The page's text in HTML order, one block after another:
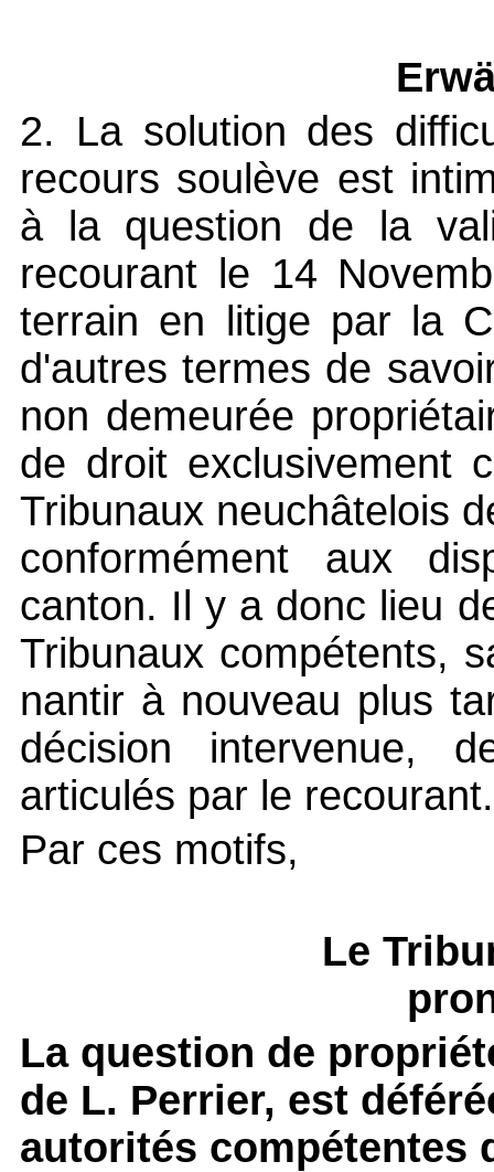
2. La solution des
recours soulève est
à la question de la
recourant le 14
terrain en litige par la
d'autres termes de
non demeurée
de droit exclusivement
Tribunaux neuchâtelois
conformément aux
canton. Il y a donc lieu
Tribunaux compétents,
nantir à nouveau plus
décision intervenue,
articulés par le recourant.
Par ces motifs,
Le
La question de
de L. Perrier, est
autorités compétentes